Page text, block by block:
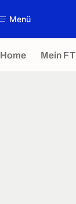
Menü
Home Mein FT